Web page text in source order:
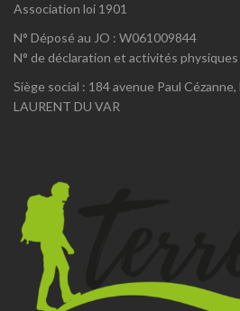
Association loi 1901
N° Déposé au JO : W061009844
N° de déclaration et activités
Siège social : 184 avenue Paul
LAURENT DU VAR